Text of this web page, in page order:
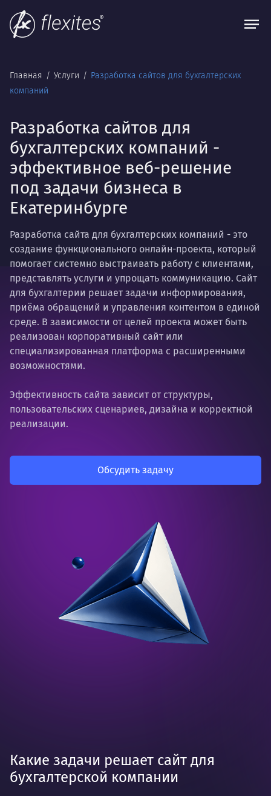
Главная Услуги
Разработка сайтов для бухгалтерских
компаний
Разработка сайтов для
бухгалтерских компаний -
эффективное веб-решение
под задачи бизнеса в
Екатеринбурге
Разработка сайта для бухгалтерских компаний - это
создание функционального онлайн-проекта, который
помогает системно выстраивать работу с клиентами,
представлять услуги и упрощать коммуникацию. Сайт
для бухгалтерии решает задачи информирования,
приёма обращений и управления контентом в единой
среде. В зависимости от целей проекта может быть
реализован корпоративный сайт или
специализированная платформа с расширенными
возможностями.
Эффективность сайта зависит от структуры,
пользовательских сценариев, дизайна и корректной
реализации.
Обсудить задачу
Какие задачи решает сайт для
бухгалтерской компании